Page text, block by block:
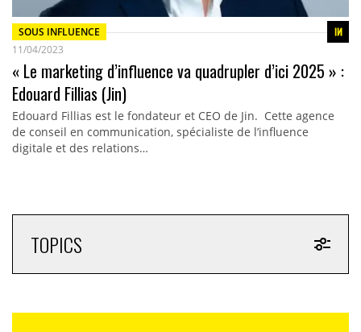
SOUS INFLUENCE
11/04/2023
« Le marketing d’influence va quadrupler d’ici 2025 » :
Edouard Fillias (Jin)
Edouard Fillias est le fondateur et CEO de Jin. Cette agence
de conseil en communication, spécialiste de l’influence
digitale et des relations…
TOPICS